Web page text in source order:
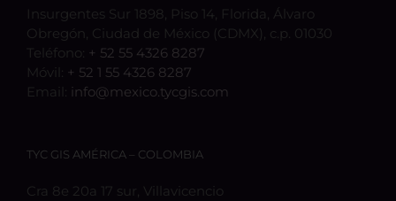
Insurgentes Sur 1898, Piso 14, Florida, Álvaro
Obregón, Ciudad de México (CDMX), c.p. 01030
Teléfono: + 52 55 4326 8287
Móvil: + 52 1 55 4326 8287
Email: info@mexico.tycgis.com
TYC GIS AMÉRICA – COLOMBIA
Cra 8e 20a 17 sur, Villavicencio